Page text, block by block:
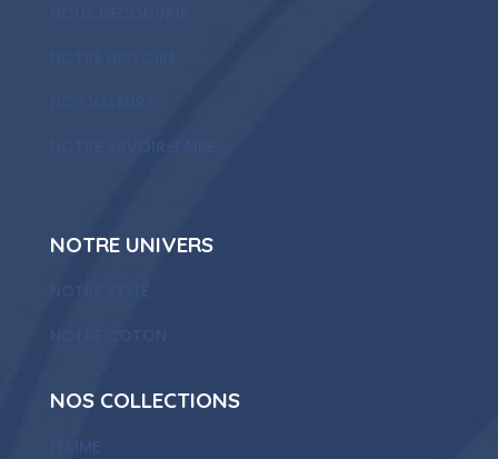
NOTRE SAVOIR-FAIRE
NOTRE UNIVERS
NOTRE STYLE
NOTRE COTON
NOS COLLECTIONS
FEMME